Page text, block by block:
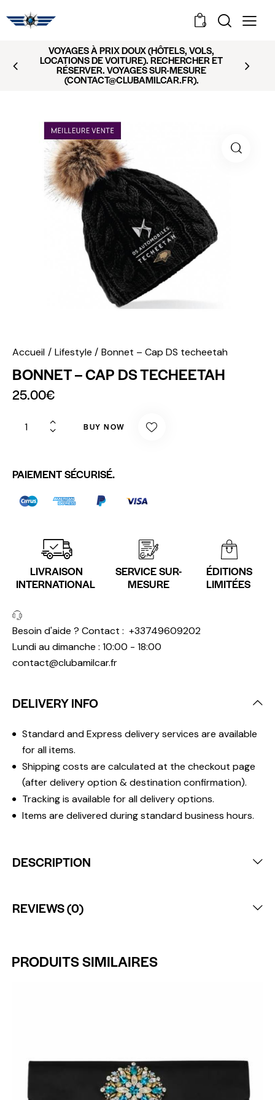
0
VOYAGES À PRIX DOUX (HÔTELS, VOLS,
LOCATIONS DE VOITURE). RECHERCHER ET
RÉSERVER. VOYAGES SUR-MESURE
(CONTACT@CLUBAMILCAR.FR).
Accueil Lifestyle Bonnet – Cap DS techeetah
BONNET – CAP DS TECHEETAH
25.00€
BUY NOW
PAIEMENT SÉCURISÉ.
LIVRAISON
INTERNATIONAL
SERVICE SUR-
MESURE
ÉDITIONS
LIMITÉES
Besoin d'aide ? Contact : +33749609202
Lundi au dimanche : 10:00 - 18:00
contact@clubamilcar.fr
DELIVERY INFO
Standard and Express delivery services are available
for all items.
Shipping costs are calculated at the checkout page
(after delivery option & destination confirmation).
Tracking is available for all delivery options.
Items are delivered during standard business hours.
DESCRIPTION
REVIEWS (0)
PRODUITS SIMILAIRES